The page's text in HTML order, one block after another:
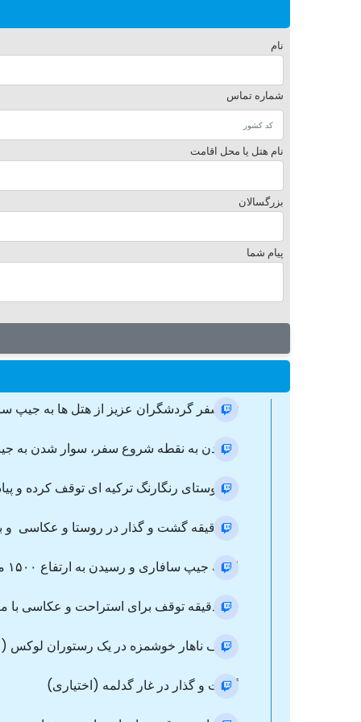
نام
شماره تماس
نام هتل یا محل اقامت
بزرگسالان
پیام شما
ترانسفر گردشگران عزیز از هتل ها به جیپ
رسیدن به نقطه شروع سفر، سوار شدن به
در روستای رنگارنگ ترکیه ای توقف کرده و
۳۰ دقیقه گشت و گذار در روستا و عکاسی و بازدید از درخت افسانه ای کمر چینار با بیش از دوهزار سال قدمت
ادامه جیپ سافاری و رسیدن به ارتفاع ۱۵۰۰ متری از سطح دریا به سمت نقطه اواجیک
۲۰ دقیقه توقف برای استراحت و عکاسی با مناظر بی نظیر دریای کمر و مدیترانه
صرف ناهار خوشمزه در یک رستوران لوکس
گشت و گذار در غار گدلمه (اختیاری)